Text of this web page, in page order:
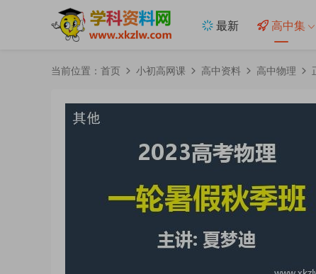
最新 高中集
当前位置： 首页 小初高网课 高中资料 高中物理